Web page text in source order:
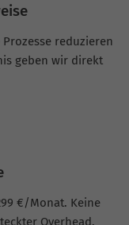
reduzieren
geben wir direkt
€/Monat. Keine
Overhead.